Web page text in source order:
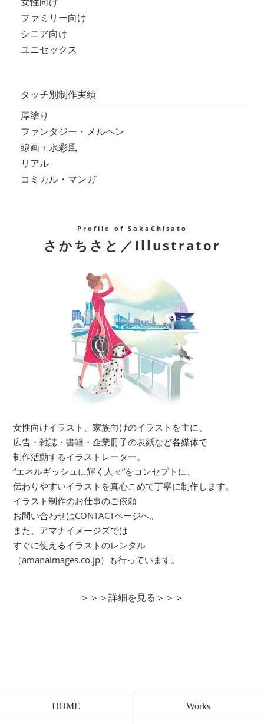
女性向け
ファミリー向け
シニア向け
ユニセックス
タッチ別制作実績
厚塗り
ファンタジー・メルヘン
線画＋水彩風
リアル
コミカル・マンガ
Profile of SakaChisato
さかちさと／Illustrator
女性向けイラスト、家族向けのイラストを主に、
広告・雑誌・書籍・企業冊子の表紙など各媒体で
制作活動するイラストレーター。
“エネルギッシュに輝く人々”をコンセプトに、
伝わりやすいイラストを真心こめて丁寧に制作します。
イラスト制作のお仕事のご依頼
お問い合わせはCONTACTページへ。
また、アマナイメージズでは
すぐに使えるイラストのレンタル
（amanaimages.co.jp） も行っています。
＞＞＞詳細を見る＞＞＞
HOME Works